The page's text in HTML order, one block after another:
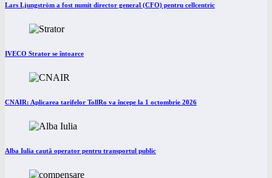
Lars Ljungström a fost numit director general (CFO) pentru cellcentric
IVECO Strator se întoarce
CNAIR: Aplicarea tarifelor TollRo va începe la 1 octombrie 2026
Alba Iulia caută operator pentru transportul public